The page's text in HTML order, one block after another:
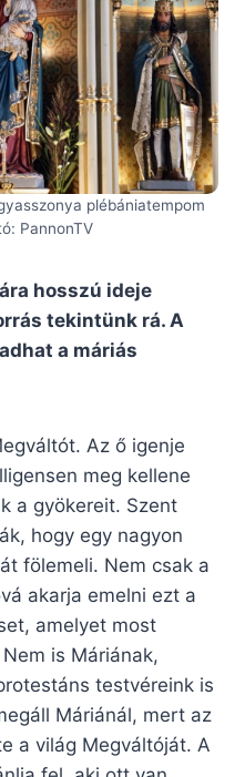
plébániatempom
PannonTV
hosszú ideje
tekintünk rá. A
a máriás
Az ő igenje
meg kellene
a gyökereit. Szent
hogy egy nagyon
fölemeli. Nem csak a
akarja emelni ezt a
amelyet most
is Máriának,
testvéreink is
Máriánál, mert az
a világ Megváltóját. A